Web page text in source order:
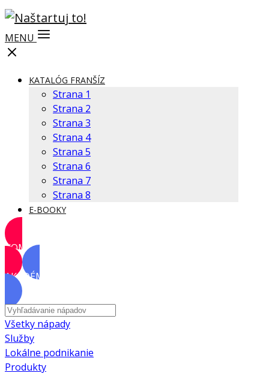
MENU
KATALÓG FRANŠÍZ
Strana 1
Strana 2
Strana 3
Strana 4
Strana 5
Strana 6
Strana 7
Strana 8
E-BOOKY
KOMUNITA
AKADÉMIA
Všetky nápady
Služby
Lokálne podnikanie
Produkty